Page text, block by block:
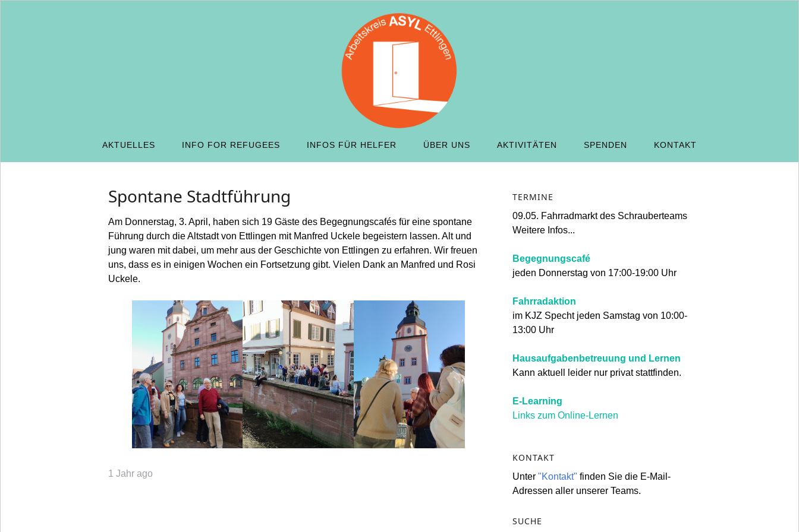
AKTUELLES INFO FOR REFUGEES INFOS FÜR HELFER ÜBER UNS AKTIVITÄTEN SPENDEN KONTAKT
Spontane Stadtführung
Am Donnerstag, 3. April, haben sich 19 Gäste des Begegnungscafés für eine spontane
Führung durch die Altstadt von Ettlingen mit Manfred Uckele begeistern lassen. Alt und
jung waren mit dabei, um mehr aus der Geschichte von Ettlingen zu erfahren. Wir freuen
uns, dass es in einigen Wochen ein Fortsetzung gibt. Vielen Dank an Manfred und Rosi
Uckele.
1 Jahr ago
TERMINE
09.05. Fahrradmarkt des Schrauberteams
Weitere Infos...
Begegnungscafé
jeden Donnerstag von 17:00-19:00 Uhr
Fahrradaktion
im KJZ Specht jeden Samstag von 10:00-
13:00 Uhr
Hausaufgabenbetreuung und Lernen
Kann aktuell leider nur privat stattfinden.
E-Learning
Links zum Online-Lernen
KONTAKT
Unter"Kontakt" finden Sie die E-Mail-
Adressen aller unserer Teams.
SUCHE